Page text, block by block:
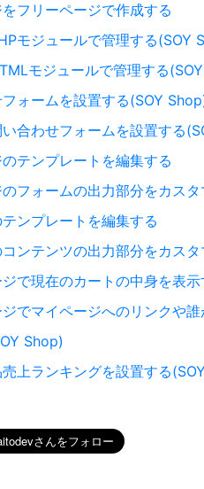
フリーページで作成する
モジュールで管理する(SOY
モジュールで管理する
ォームを設置する(SOY
合わせフォームを設置する
テンプレートを編集する
フォームの出力部分をカスタ
ンプレートを編集する
ンテンツの出力部分をカスタ
で現在のカートの中身を表示
でマイページへのリンクや
Shop)
上ランキングを設置する